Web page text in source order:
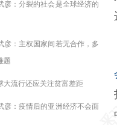
彦：分裂的社会是全球经济的
彦：主权国家间若无合作，多
题
大流行还应关注贫富差距
彦：疫情后的亚洲经济不会面